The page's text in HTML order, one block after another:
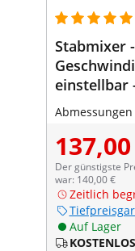
Stabmixer
einstellbar
Abmessungen
Der günstigste
war: 140,00 €
Zeitlich
Auf Lager